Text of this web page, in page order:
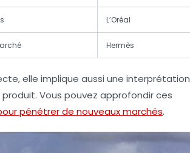
L’Oréal
Hermès
elle implique aussi une interprétation
Vous pouvez approfondir ces
pénétrer de nouveaux marchés.